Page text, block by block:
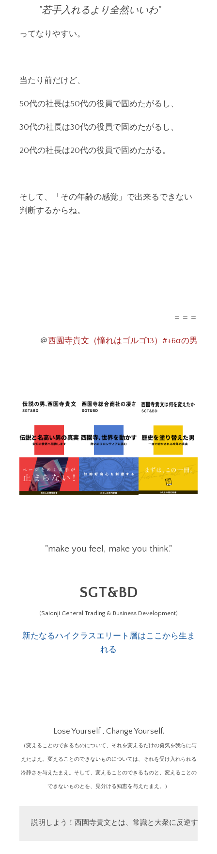
若手入れるより全然いいわ
ってなりやすい。
当たり前だけど、
50代の社長は50代の役員で固めたがるし、
30代の社長は30代の役員で固めたがるし、
20代の社長は20代の役員で固めたがる。
そして、「その年齢の感覚」で出来るできない
判断するからね。
＝＝＝
＠西園寺貴文（憧れはゴルゴ13）#+6σの男
"make you feel, make you think."
SGT&BD
(Saionji General Trading & Business Development)
新たなるハイクラスエリート層はここから生ま
れる
Lose Yourself , Change Yourself.
（変えることのできるものについて、それを変えるだけの勇気を我らに与
えたまえ。変えることのできないものについては、それを受け入れられる
冷静さを与えたまえ。そして、変えることのできるものと、変えることの
できないものとを、見分ける知恵を与えたまえ。）
説明しよう！西園寺貴文とは、常識と大衆に反逆する